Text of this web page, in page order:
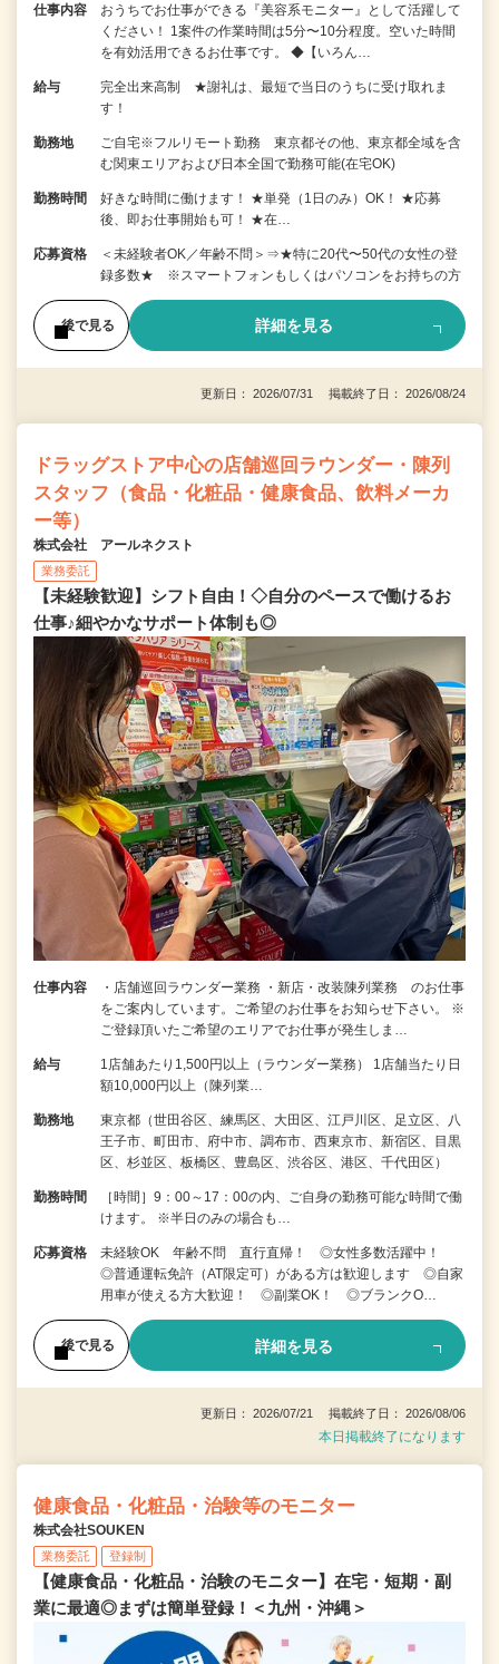
仕事内容
おうちでお仕事ができる『美容系モニター』として活躍して
ください！ 1案件の作業時間は5分〜10分程度。空いた時間
を有効活用できるお仕事です。 ◆【いろん…
給与
完全出来高制 ★謝礼は、最短で当日のうちに受け取れま
す！
勤務地
ご自宅※フルリモート勤務 東京都その他、東京都全域を含
む関東エリアおよび日本全国で勤務可能(在宅OK)
勤務時間
好きな時間に働けます！ ★単発（1日のみ）OK！ ★応募
後、即お仕事開始も可！ ★在…
応募資格
＜未経験者OK／年齢不問＞⇒★特に20代〜50代の女性の登
録多数★ ※スマートフォンもしくはパソコンをお持ちの方
後で見る 詳細を見る
更新日： 2026/07/31 掲載終了日： 2026/08/24
ドラッグストア中心の店舗巡回ラウンダー・陳列
スタッフ（食品・化粧品・健康食品、飲料メーカ
ー等）
株式会社 アールネクスト
業務委託
【未経験歓迎】シフト自由！◇自分のペースで働けるお
仕事♪細やかなサポート体制も◎
仕事内容
・店舗巡回ラウンダー業務 ・新店・改装陳列業務 のお仕事
をご案内しています。ご希望のお仕事をお知らせ下さい。 ※
ご登録頂いたご希望のエリアでお仕事が発生しま…
給与
1店舗あたり1,500円以上（ラウンダー業務） 1店舗当たり日
額10,000円以上（陳列業…
勤務地
東京都（世田谷区、練馬区、大田区、江戸川区、足立区、八
王子市、町田市、府中市、調布市、西東京市、新宿区、目黒
区、杉並区、板橋区、豊島区、渋谷区、港区、千代田区）
勤務時間
［時間］9：00～17：00の内、ご自身の勤務可能な時間で働
けます。 ※半日のみの場合も…
応募資格
未経験OK 年齢不問 直行直帰！ ◎女性多数活躍中！
◎普通運転免許（AT限定可）がある方は歓迎します ◎自家
用車が使える方大歓迎！ ◎副業OK！ ◎ブランクO…
後で見る 詳細を見る
更新日： 2026/07/21 掲載終了日： 2026/08/06
本日掲載終了になります
健康食品・化粧品・治験等のモニター
株式会社SOUKEN
業務委託 登録制
【健康食品・化粧品・治験のモニター】在宅・短期・副
業に最適◎まずは簡単登録！＜九州・沖縄＞